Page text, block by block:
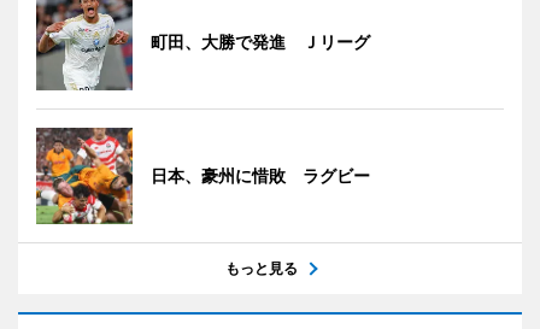
町田、大勝で発進 Ｊリーグ
日本、豪州に惜敗 ラグビー
もっと見る